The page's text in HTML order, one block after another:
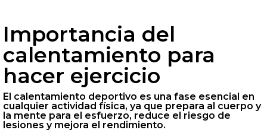
Importancia del
calentamiento para
hacer ejercicio
El calentamiento deportivo es una fase esencial en
cualquier actividad física, ya que prepara al cuerpo y
la mente para el esfuerzo, reduce el riesgo de
lesiones y mejora el rendimiento.